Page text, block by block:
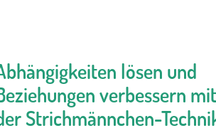
lösen und
verbessern
Strichmännchen-